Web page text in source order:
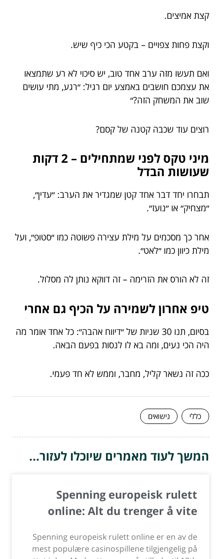
קצת אמיצים.
וקצת פחות צפויים – בקטע הכי כיף שיש.
ואם תעשו מזה ערב אחד טוב, יש סיכוי לא רע שתמצאו
את עצמכם חושבים באמצע יום רגיל: ״רגע, מתי עושים
שוב את המשחק הזה?״
רוצים עוד שכבה קטנה של קסם?
מיני טקס לפני שמתחילים – 2 דקות
שעושות הבדל
תבחרו יחד דבר אחד קטן שמגדיר את הערב: ״עדין״,
״מצחיק״ או ״נועז״.
אחר כך מסכמים על מילת עצירה פשוטה כמו ״סטופ״, ועל
מילת כיוון כמו ״לאט״.
זה לא הורס את הזרימה – זה דווקא נותן לה מסלול.
טיפ אחרון לשמירה על הכיף גם אחרי
בסיום, תנו 30 שניות של ״דיווח אהבה״: כל אחד אומר מה
היה הכי נעים, ומה בא לו לנסות בפעם הבאה.
ככה זה נשאר קליל, מחבר, וממש לא חד פעמי.
כללי נישואים
המשך לעוד מאמרים שיוכלו לעזור...
Spenning europeisk rulett
online: Alt du trenger å vite
Spenning europeisk rulett online er en av de
mest populære casinospillene tilgjengelig på